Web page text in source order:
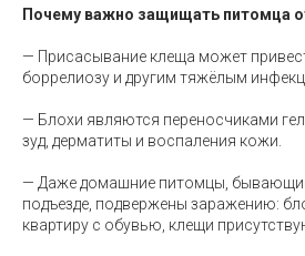
Почему важно защищать питомца
— Присасывание клеща может
боррелиозу и другим тяжёлым
— Блохи являются переносчиками
зуд, дерматиты и воспаления кожи.
— Даже домашние питомцы,
подъезде, подвержены заражению:
квартиру с обувью, клещи